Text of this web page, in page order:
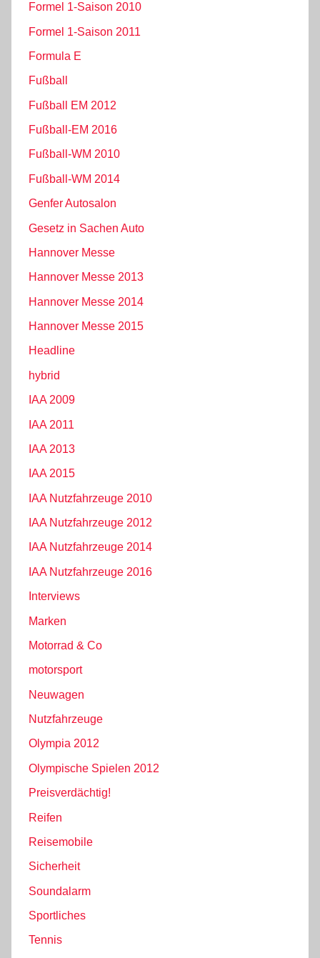
Formel 1-Saison 2010
Formel 1-Saison 2011
Formula E
Fußball
Fußball EM 2012
Fußball-EM 2016
Fußball-WM 2010
Fußball-WM 2014
Genfer Autosalon
Gesetz in Sachen Auto
Hannover Messe
Hannover Messe 2013
Hannover Messe 2014
Hannover Messe 2015
Headline
hybrid
IAA 2009
IAA 2011
IAA 2013
IAA 2015
IAA Nutzfahrzeuge 2010
IAA Nutzfahrzeuge 2012
IAA Nutzfahrzeuge 2014
IAA Nutzfahrzeuge 2016
Interviews
Marken
Motorrad & Co
motorsport
Neuwagen
Nutzfahrzeuge
Olympia 2012
Olympische Spielen 2012
Preisverdächtig!
Reifen
Reisemobile
Sicherheit
Soundalarm
Sportliches
Tennis